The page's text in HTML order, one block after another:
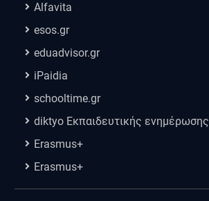
Alfavita
esos.gr
eduadvisor.gr
iPaidia
schooltime.gr
diktyo Εκπαιδευτικής ενημέρωσης
Erasmus+
Erasmus+